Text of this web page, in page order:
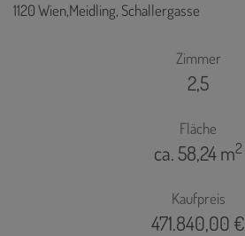
1120 Wien,Meidling, Schallergasse
Zimmer
2,5
Fläche
ca. 58,24 m2
Kaufpreis
471.840,00 €